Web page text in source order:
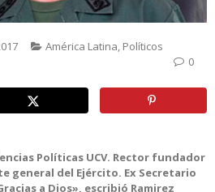
América Latina, Políticos
0
Políticas UCV. Rector fundador
general del Ejército. Ex Secretario
a Dios», escribió Ramirez